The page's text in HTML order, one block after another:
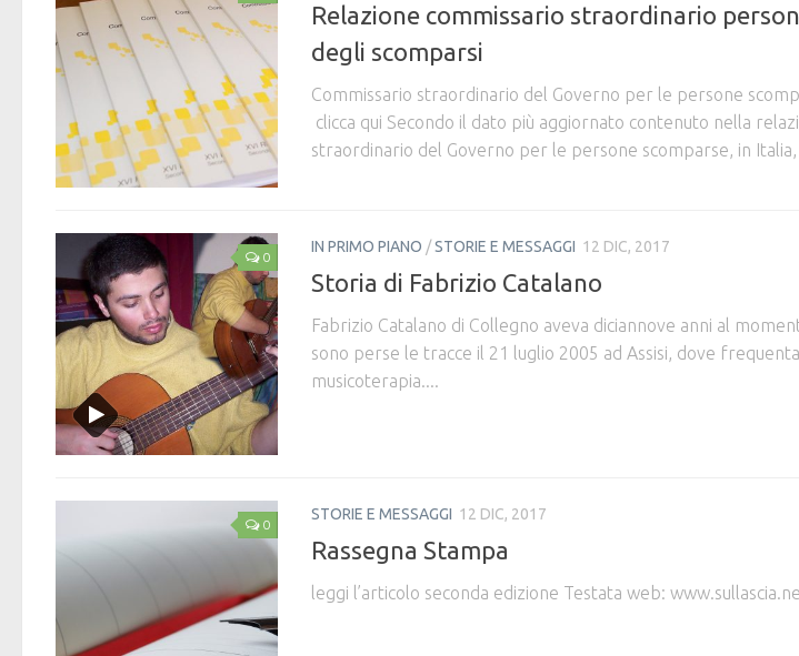
Relazione commissario straordinario
degli scomparsi
Commissario straordinario del Governo per le persone
clicca qui Secondo il dato più aggiornato contenuto nella
straordinario del Governo per le persone scomparse, in Italia,
0
IN PRIMO PIANO /STORIE E MESSAGGI 12 DIC, 2017
Storia di Fabrizio Catalano
Fabrizio Catalano di Collegno aveva diciannove anni al
sono perse le tracce il 21 luglio 2005 ad Assisi, dove
musicoterapia....
0
STORIE E MESSAGGI 12 DIC, 2017
Rassegna Stampa
leggi l’articolo seconda edizione Testata web: